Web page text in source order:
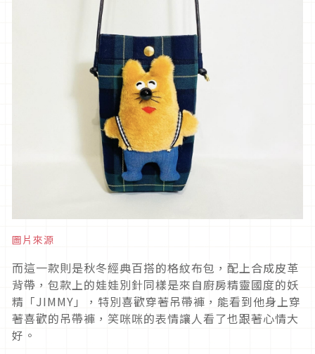
圖片來源
而這一款則是秋冬經典百搭的格紋布包，配上合成皮革
背帶，包款上的娃娃別針同樣是來自廚房精靈國度的妖
精「JIMMY」，特別喜歡穿著吊帶褲，能看到他身上穿
著喜歡的吊帶褲，笑咪咪的表情讓人看了也跟著心情大
好。